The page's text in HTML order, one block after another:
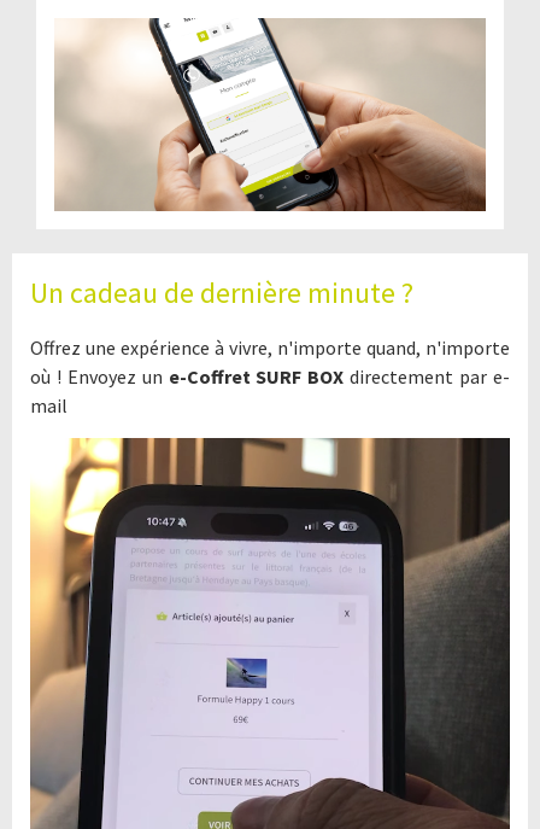
Un cadeau de dernière minute ?
Offrez une expérience à vivre, n'importe quand, n'importe
où ! Envoyez un e-Coffret SURF BOX directement par e-
mail